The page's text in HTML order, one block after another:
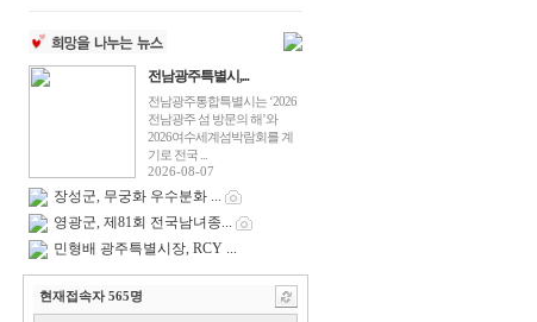
전남광주특별시,...
전남광주통합특별시는 ‘2026
전남광주 섬 방문의 해’와
2026여수세계섬박람회를 계
기로 전국 ...
2026-08-07
장성군, 무궁화 우수분화 ...
영광군, 제81회 전국남녀종...
민형배 광주특별시장, RCY ...
현재접속자 565명